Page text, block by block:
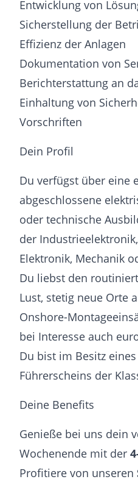
Entwicklung von
Sicherstellung der
Effizienz der Anlagen
Dokumentation von
Berichterstattung an
Einhaltung von
Vorschriften
Dein Profil
Du verfügst über eine
abgeschlossene
oder technische
der
Elektronik, Mechanik
Du liebst den
Lust, stetig neue Orte
Onshore-
bei Interesse auch
Du bist im Besitz
Führerscheins der
Deine Benefits
Genieße bei uns dein
Wochenende mit der
Profitiere von unseren